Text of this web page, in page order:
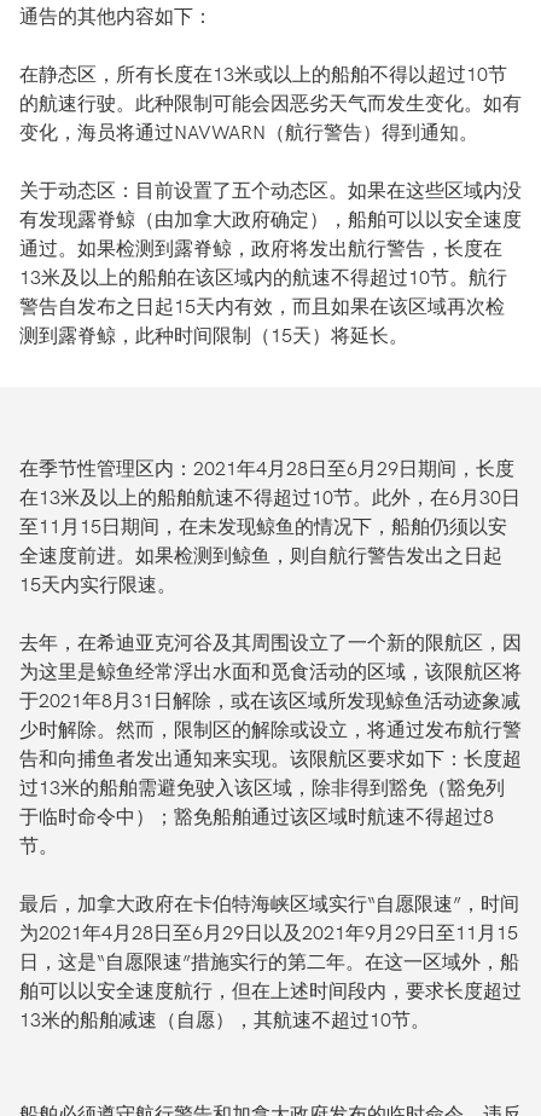
通告的其他内容如下：
在静态区，所有长度在13米或以上的船舶不得以超过10节
的航速行驶。此种限制可能会因恶劣天气而发生变化。如有
变化，海员将通过NAVWARN（航行警告）得到通知。
关于动态区：目前设置了五个动态区。如果在这些区域内没
有发现露脊鲸（由加拿大政府确定），船舶可以以安全速度
通过。如果检测到露脊鲸，政府将发出航行警告，长度在
13米及以上的船舶在该区域内的航速不得超过10节。航行
警告自发布之日起15天内有效，而且如果在该区域再次检
测到露脊鲸，此种时间限制（15天）将延长。
在季节性管理区内：2021年4月28日至6月29日期间，长度
在13米及以上的船舶航速不得超过10节。此外，在6月30日
至11月15日期间，在未发现鲸鱼的情况下，船舶仍须以安
全速度前进。如果检测到鲸鱼，则自航行警告发出之日起
15天内实行限速。
去年，在希迪亚克河谷及其周围设立了一个新的限航区，因
为这里是鲸鱼经常浮出水面和觅食活动的区域，该限航区将
于2021年8月31日解除，或在该区域所发现鲸鱼活动迹象减
少时解除。然而，限制区的解除或设立，将通过发布航行警
告和向捕鱼者发出通知来实现。该限航区要求如下：长度超
过13米的船舶需避免驶入该区域，除非得到豁免（豁免列
于临时命令中）；豁免船舶通过该区域时航速不得超过8
节。
最后，加拿大政府在卡伯特海峡区域实行“自愿限速”，时间
为2021年4月28日至6月29日以及2021年9月29日至11月15
日，这是“自愿限速”措施实行的第二年。在这一区域外，船
舶可以以安全速度航行，但在上述时间段内，要求长度超过
13米的船舶减速（自愿），其航速不超过10节。